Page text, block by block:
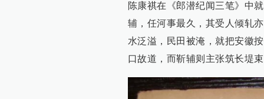
陈康祺在《郎潜纪闻三笔》中
辅，任河事最久，其受人倾轧
水泛溢，民田被淹，就把安徽
口故道，而靳辅则主张筑长堤